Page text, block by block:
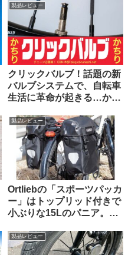
い上質なミニベロ】
製品レビュー
クリックバルブ！話題の新
バルブシステムで、自転車
生活に革命が起きる…か
製品レビュー
Ortliebの「スポーツパッカ
ー」はトップリッド付きで
小ぶりな15Lのパニア。ど
い方に向いている？
製品レビュー